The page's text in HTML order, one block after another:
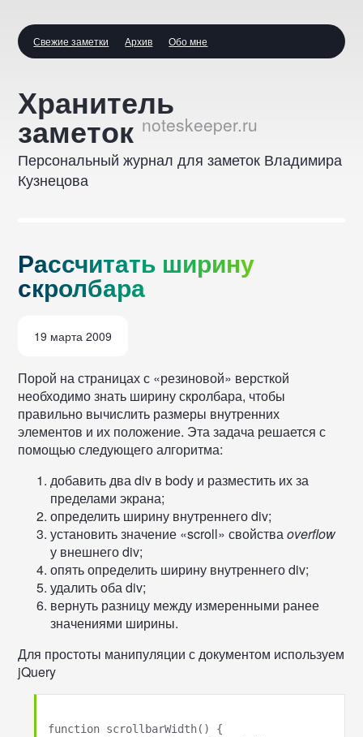
Свежие заметки Архив Обо мне
Рассчитать
ширину
скролбара
::
Хранитель
заметок
Персональный журнал для заметок Владимира
Кузнецова
Рассчитать ширину
скролбара
19 марта 2009
Порой на страницах с «резиновой» версткой
необходимо знать ширину скролбара, чтобы
правильно вычислить размеры внутренних
элементов и их положение. Эта задача решается с
помощью следующего алгоритма:
добавить два div в body и разместить их за
пределами экрана;
определить ширину внутреннего div;
установить значение «scroll» свойстваoverflow
у внешнего div;
опять определить ширину внутреннего div;
удалить оба div;
вернуть разницу между измеренными ранее
значениями ширины.
Для простоты манипуляции с документом используем
jQuery
function scrollbarWidth() {